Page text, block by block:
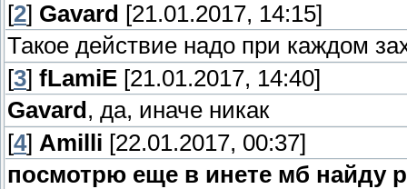
[2] Gavard [21.01.2017, 14:15]
Такое действие надо при каждом
[3] fLamiE [21.01.2017, 14:40]
Gavard , да, иначе никак
[4] Amilli [22.01.2017, 00:37]
посмотрю еще в инете мб найду